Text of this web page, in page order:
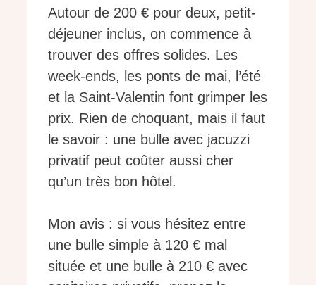
Autour de 200 € pour deux, petit-
déjeuner inclus, on commence à
trouver des offres solides. Les
week-ends, les ponts de mai, l’été
et la Saint-Valentin font grimper les
prix. Rien de choquant, mais il faut
le savoir : une bulle avec jacuzzi
privatif peut coûter aussi cher
qu’un très bon hôtel.
Mon avis : si vous hésitez entre
une bulle simple à 120 € mal
située et une bulle à 210 € avec